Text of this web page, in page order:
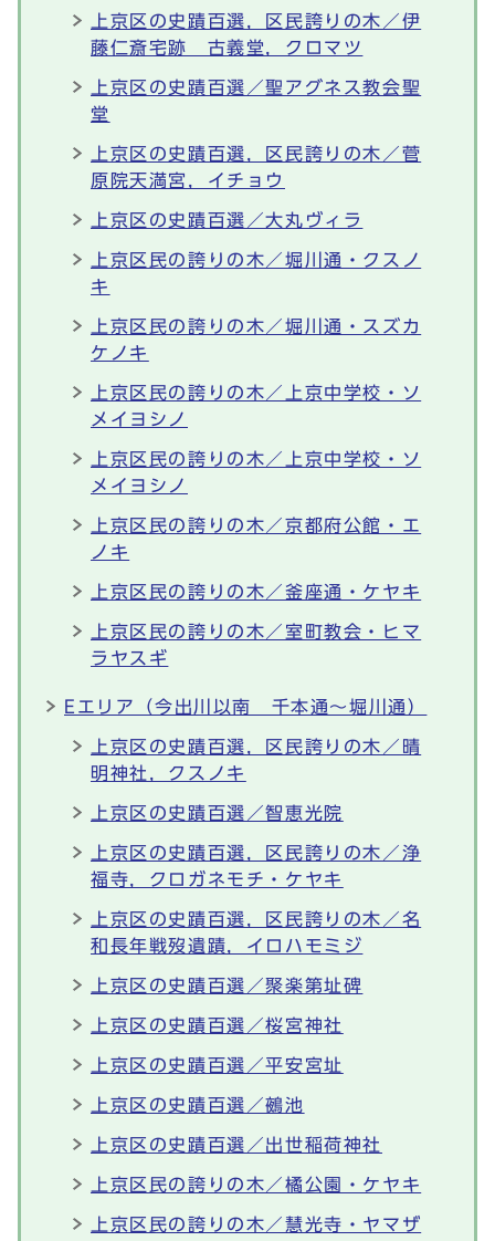
上京区の史蹟百選，区民誇りの木／伊
藤仁斎宅跡 古義堂，クロマツ
上京区の史蹟百選／聖アグネス教会聖
堂
上京区の史蹟百選，区民誇りの木／菅
原院天満宮，イチョウ
上京区の史蹟百選／大丸ヴィラ
上京区民の誇りの木／堀川通・クスノ
キ
上京区民の誇りの木／堀川通・スズカ
ケノキ
上京区民の誇りの木／上京中学校・ソ
メイヨシノ
上京区民の誇りの木／上京中学校・ソ
メイヨシノ
上京区民の誇りの木／京都府公館・エ
ノキ
上京区民の誇りの木／釜座通・ケヤキ
上京区民の誇りの木／室町教会・ヒマ
ラヤスギ
Eエリア（今出川以南 千本通～堀川通）
上京区の史蹟百選，区民誇りの木／晴
明神社，クスノキ
上京区の史蹟百選／智恵光院
上京区の史蹟百選，区民誇りの木／浄
福寺，クロガネモチ・ケヤキ
上京区の史蹟百選，区民誇りの木／名
和長年戦歿遺蹟，イロハモミジ
上京区の史蹟百選／聚楽第址碑
上京区の史蹟百選／桜宮神社
上京区の史蹟百選／平安宮址
上京区の史蹟百選／鵺池
上京区の史蹟百選／出世稲荷神社
上京区民の誇りの木／橘公園・ケヤキ
上京区民の誇りの木／慧光寺・ヤマザ